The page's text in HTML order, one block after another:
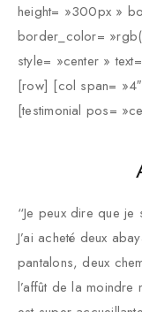
height= »300px »
border_color=
style= »center »
[row] [col span=
[testimonial pos=
“Je peux dire que
J’ai acheté deux
pantalons, deux
l’affût de la moindre